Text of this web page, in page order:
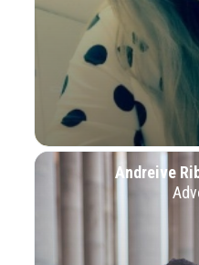
Andreive